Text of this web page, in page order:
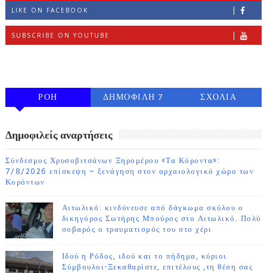
LIKE ON FACEBOOK
SUBSCRIBE ON YOUTUBE
ΡΟΗ
ΔΗΜΟΦΙΛΗ 7
ΣΧΟΛΙΑ
Δημοφιλείς αναρτήσεις
Σύνδεσμος Χρυσοβιτσάνων Ξηρομέρου «Τα Κόροντα»:
7/8/2026 επίσκεψη – ξενάγηση στον αρχαιολογικό χώρο των
Κορόντων
Αιτωλικό: κινδύνευσε από δάγκωμα σκύλου ο
δικηγόρος Σωτήρης Μπούρος στο Αιτωλικό. Πολύ
σοβαρός ο τραυματισμός του στο χέρι
Ιδού η Ρόδος, ιδού και το πήδημα, κύριοι
Σύμβουλοι-Ξεκαθαρίστε, επιτέλους ,τη θέση σας